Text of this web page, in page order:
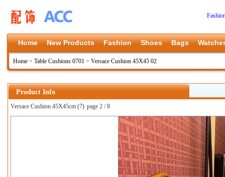
Home New Products Fashion Shoes Bags
Home > Table Cushions 0701 > Versace Cushion 45X45 02
Product Info
Versace Cushion 45X45cm (7) page 2 / 8
上一张